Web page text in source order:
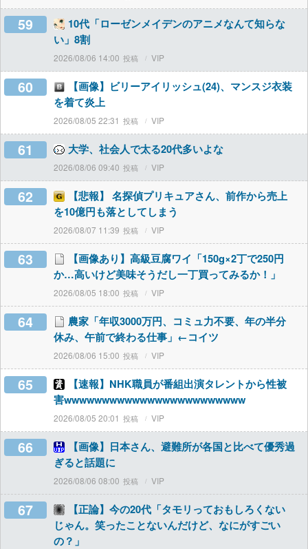
59
10代「ローゼンメイデンのアニメなんて知らな
い」8割
2026/08/06 14:00 VIP
60
【画像】ビリーアイリッシュ(24)、マンスジ衣装
を着て炎上
2026/08/05 22:31 VIP
61 大学、社会人で太る20代多いよな
2026/08/06 09:40 VIP
62
【悲報】 名探偵プリキュアさん、前作から売上
を10億円も落としてしまう
2026/08/07 11:39 VIP
63
【画像あり】高級豆腐ワイ「150g×2丁で250円
か…高いけど美味そうだし一丁買ってみるか！」
2026/08/05 18:00 VIP
64
農家「年収3000万円、コミュ力不要、年の半分
休み、午前で終わる仕事」←コイツ
2026/08/06 15:00 VIP
65
【速報】NHK職員が番組出演タレントから性被
害wwwwwwwwwwwwwwwwwwwwwwww
2026/08/05 20:01 VIP
66
【画像】日本さん、避難所が各国と比べて優秀過
ぎると話題に
2026/08/06 08:00 VIP
67
【正論】今の20代「タモリっておもしろくない
じゃん。笑ったことないんだけど、なにがすごい
の？」